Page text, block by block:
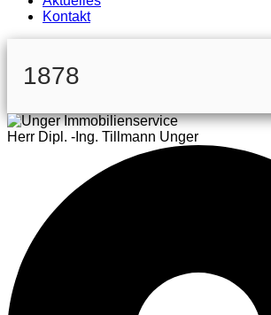
Kontakt
1878
Herr Dipl. -Ing. Tillmann Unger